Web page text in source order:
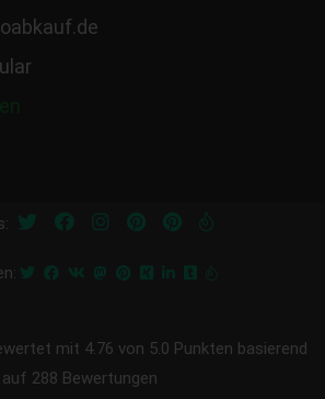
mit 4.76 von 5.0 Punkten basierend
auf 288 Bewertungen